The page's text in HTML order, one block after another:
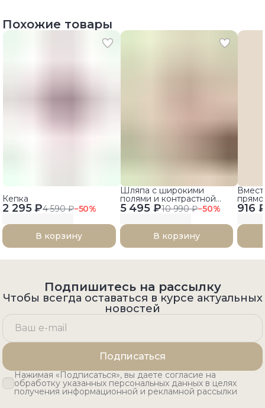
Похожие товары
2 295 ₽4 590 ₽−50%
Кепка
В корзину
5 495 ₽10 990 ₽−50%
Шляпа с широкими
полями и контрастной
лентой
В корзину
916
Подпишитесь на рассылку
Чтобы всегда оставаться в курсе актуальных
новостей
Подписаться
Нажимая «Подписаться», вы даете согласие на
обработку указанных персональных данных в целях
получения информационной и рекламной рассылки